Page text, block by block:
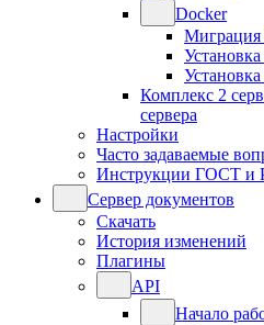
Docker
Комплекс 2
сервера
Настройки
Часто задаваемые
Инструкции ГОСТ и
Сервер документов
Скачать
История изменений
Плагины
API
Начало